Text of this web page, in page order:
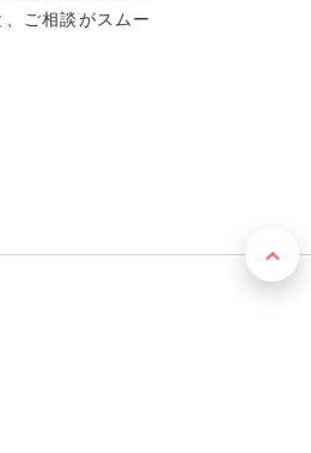
ご相談がスムー